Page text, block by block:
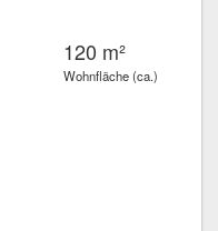
120 m²
Wohnfläche (ca.)